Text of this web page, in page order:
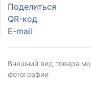
Поделиться
QR-код
E-mail
Внешний вид товара
фотографии